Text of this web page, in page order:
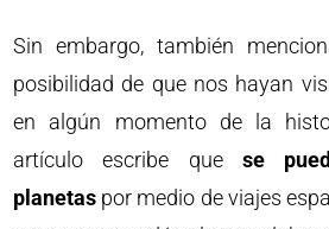
Sin embargo, también
posibilidad de que nos hayan
en algún momento de la
artículo escribe que se
planetas por medio de viajes